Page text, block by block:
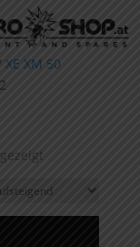
XE XM 50
Nach
sortiert:
aufsteigend